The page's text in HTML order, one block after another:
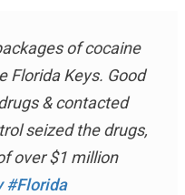
of cocaine
Florida Keys. Good
& contacted
seized the drugs,
over $1 million
#Florida